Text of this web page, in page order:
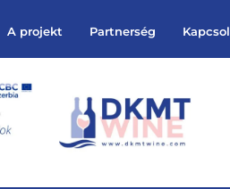
A projekt Partnerség